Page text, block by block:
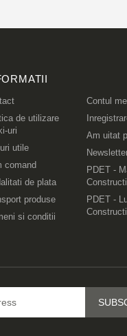
de utilizare
uri
utile
comand
de plata
produse
si conditii
Contul
Am uitat
PDET -
PDET -